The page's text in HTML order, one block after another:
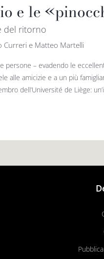
e le
del ritorno
Curreri e Matteo Martelli
persone – evadendo le
alle amicizie e a un più
dell’Université de Liège: